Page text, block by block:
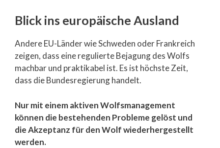
Blick ins europäische Ausland
Andere EU-Länder wie Schweden oder Frankreich
zeigen, dass eine regulierte Bejagung des Wolfs
machbar und praktikabel ist. Es ist höchste Zeit,
dass die Bundesregierung handelt.
Nur mit einem aktiven Wolfsmanagement
können die bestehenden Probleme gelöst und
die Akzeptanz für den Wolf wiederhergestellt
werden.